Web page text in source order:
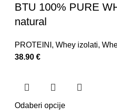
BTU 100% PURE
natural
PROTEINI , Whey izolati,
38.90 €
Odaberi opcije